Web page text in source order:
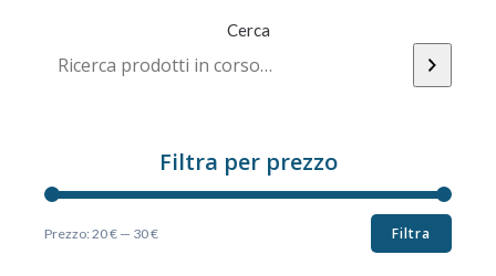
Cerca
Filtra per prezzo
Filtra
Prezzo:20 € — 30 €